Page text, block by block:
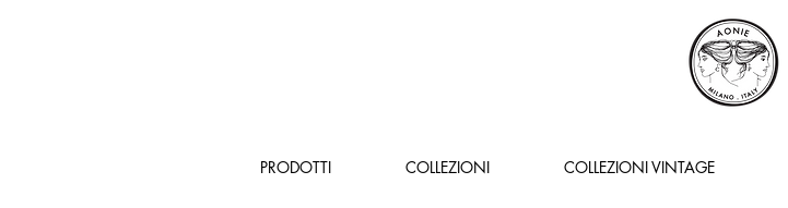
PRODOTTI COLLEZIONI COLLEZIONI VINTAGE